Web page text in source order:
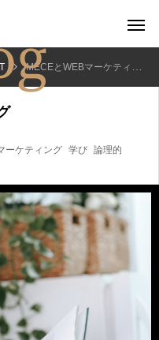
IT MECEとWEBマーケティング
ーケティング 学び 論理的